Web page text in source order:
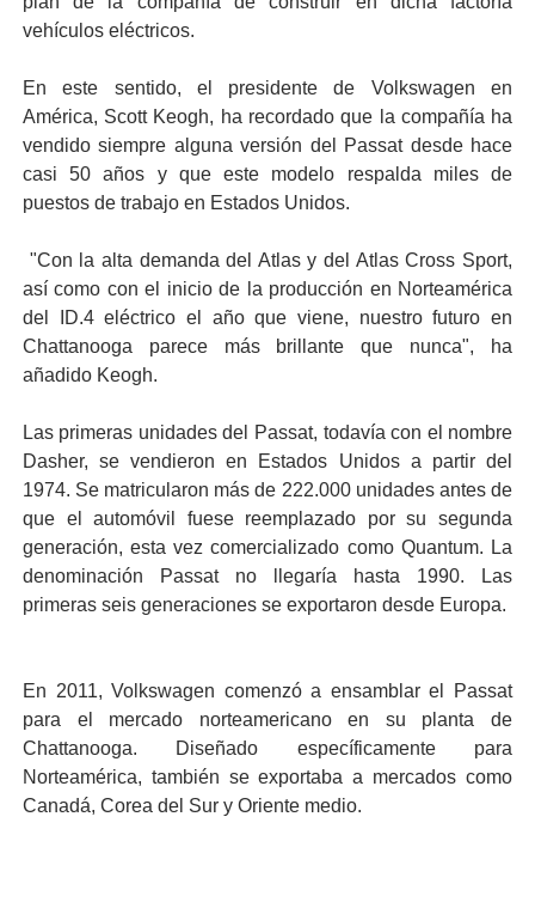
vehículos eléctricos.
En este sentido, el presidente de Volkswagen en
América, Scott Keogh, ha recordado que la compañía ha
vendido siempre alguna versión del Passat desde hace
casi 50 años y que este modelo respalda miles de
puestos de trabajo en Estados Unidos.
"Con la alta demanda del Atlas y del Atlas Cross Sport,
así como con el inicio de la producción en Norteamérica
del ID.4 eléctrico el año que viene, nuestro futuro en
Chattanooga parece más brillante que nunca", ha
añadido Keogh.
Las primeras unidades del Passat, todavía con el nombre
Dasher, se vendieron en Estados Unidos a partir del
1974. Se matricularon más de 222.000 unidades antes de
que el automóvil fuese reemplazado por su segunda
generación, esta vez comercializado como Quantum. La
denominación Passat no llegaría hasta 1990. Las
primeras seis generaciones se exportaron desde Europa.
En 2011, Volkswagen comenzó a ensamblar el Passat
para el mercado norteamericano en su planta de
Chattanooga. Diseñado específicamente para
Norteamérica, también se exportaba a mercados como
Canadá, Corea del Sur y Oriente medio.